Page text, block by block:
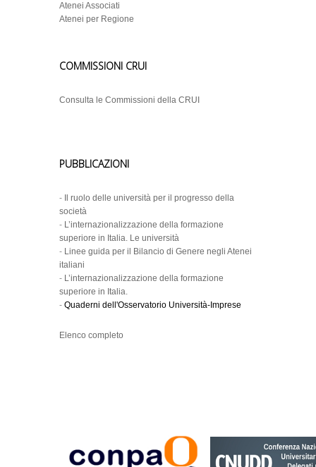
Atenei Associati
Atenei per Regione
COMMISSIONI CRUI
Consulta le Commissioni della CRUI
PUBBLICAZIONI
-
Il ruolo delle università per il progresso della
società
- L’internazionalizzazione della formazione
superiore in Italia. Le università
- Linee guida per il Bilancio di Genere negli Atenei
italiani
- L’internazionalizzazione della formazione
superiore in Italia.
- Quaderni dell'Osservatorio Università-Imprese
Elenco completo